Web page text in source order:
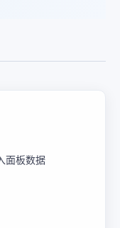
面板数据